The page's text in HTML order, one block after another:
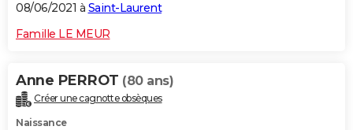
08/06/2021 à Saint-Laurent
Famille LE MEUR
Anne PERROT (80 ans)
Créer une cagnotte obsèques
Naissance